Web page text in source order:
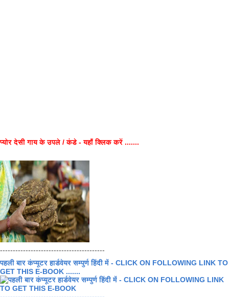
प्योर देसी गाय के उपले / कंडे - यहाँ क्लिक करें .......
-----------------------------------------
पहली बार कंप्यूटर हार्डवेयर सम्पुर्ण हिंदी में - CLICK ON FOLLOWING LINK TO
GET THIS E-BOOK .......